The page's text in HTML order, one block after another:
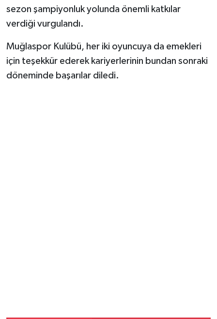
sezon şampiyonluk yolunda önemli katkılar
verdiği vurgulandı.
Muğlaspor Kulübü, her iki oyuncuya da emekleri
için teşekkür ederek kariyerlerinin bundan sonraki
döneminde başarılar diledi.
Sokak Hayvanlarını Sahiplendirme
Spor